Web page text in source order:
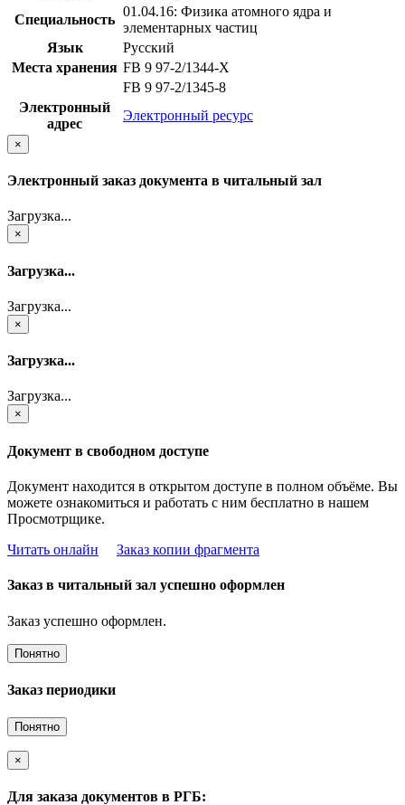
Специальность
01.04.16: Физика атомного ядра и
элементарных частиц
Язык
Русский
Места хранения FB 9 97-2/1344-X
FB 9 97-2/1345-8
Электронный
адрес
Электронный ресурс
×
Электронный заказ документа в читальный зал
Загрузка...
×
Загрузка...
Загрузка...
×
Загрузка...
Загрузка...
×
Документ в свободном доступе
Документ находится в открытом доступе в полном объёме. Вы
можете ознакомиться и работать с ним бесплатно в нашем
Просмотрщике.
Читать онлайн
Заказ копии фрагмента
Заказ в читальный зал успешно оформлен
Заказ успешно оформлен.
Понятно
Заказ периодики
Понятно
×
Для заказа документов в РГБ: